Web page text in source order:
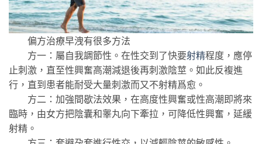
偏方治療早洩有很多方法
方一：屬自我調節性。在性交到了快要射精程度，應停
止刺激，直至性興奮高潮減退後再刺激陰莖。如此反複進
行，直到患者能耐受大量刺激而又不射精爲愈。
方二：加強間歇法效果，在高度性興奮或性高潮即將來
臨時，由女方把陰囊和睾丸向下牽拉，可降低性興奮，延緩
射精。